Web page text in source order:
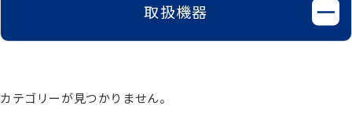
取扱機器
カテゴリーが見つかりません。